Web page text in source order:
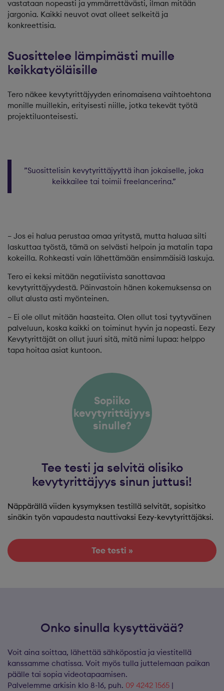
vastataan nopeasti ja ymmärrettävästi, ilman mitään
jargonia. Kaikki neuvot ovat olleet selkeitä ja
konkreettisia.
Suosittelee lämpimästi muille
keikkatyöläisille
Tero näkee kevytyrittäjyyden erinomaisena vaihtoehtona
monille muillekin, erityisesti niille, jotka tekevät työtä
projektiluonteisesti.
”Suosittelisin kevytyrittäjyyttä ihan jokaiselle, joka
keikkailee tai toimii freelancerina.”
– Jos ei halua perustaa omaa yritystä, mutta haluaa silti
laskuttaa työstä, tämä on selvästi helpoin ja matalin tapa
kokeilla. Rohkeasti vain lähettämään ensimmäisiä laskuja.
Tero ei keksi mitään negatiivista sanottavaa
kevytyrittäjyydestä. Päinvastoin hänen kokemuksensa on
ollut alusta asti myönteinen.
– Ei ole ollut mitään haasteita. Olen ollut tosi tyytyväinen
palveluun, koska kaikki on toiminut hyvin ja nopeasti. Eezy
Kevytyrittäjät on ollut juuri sitä, mitä nimi lupaa: helppo
tapa hoitaa asiat kuntoon.
Sopiiko
kevytyrittäjyys
sinulle?
Tee testi ja selvitä olisiko
kevytyrittäjyys sinun juttusi!
Näppärällä viiden kysymyksen testillä selvität, sopisitko
sinäkin työn vapaudesta nauttivaksi Eezy-kevytyrittäjäksi.
Tee testi »
Onko sinulla kysyttävää?
Voit aina soittaa, lähettää sähköpostia ja viestitellä
kanssamme chatissa. Voit myös tulla juttelemaan paikan
päälle tai sopia videotapaamisen.
Palvelemme arkisin klo 8-16, puh. 09 4242 1565 |